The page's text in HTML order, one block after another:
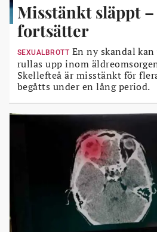
Misstänkt släppt
fortsätter
SEXUALBROTT En ny skandal
rullas upp inom
Skellefteå är misstänkt för
begåtts under en lång period.